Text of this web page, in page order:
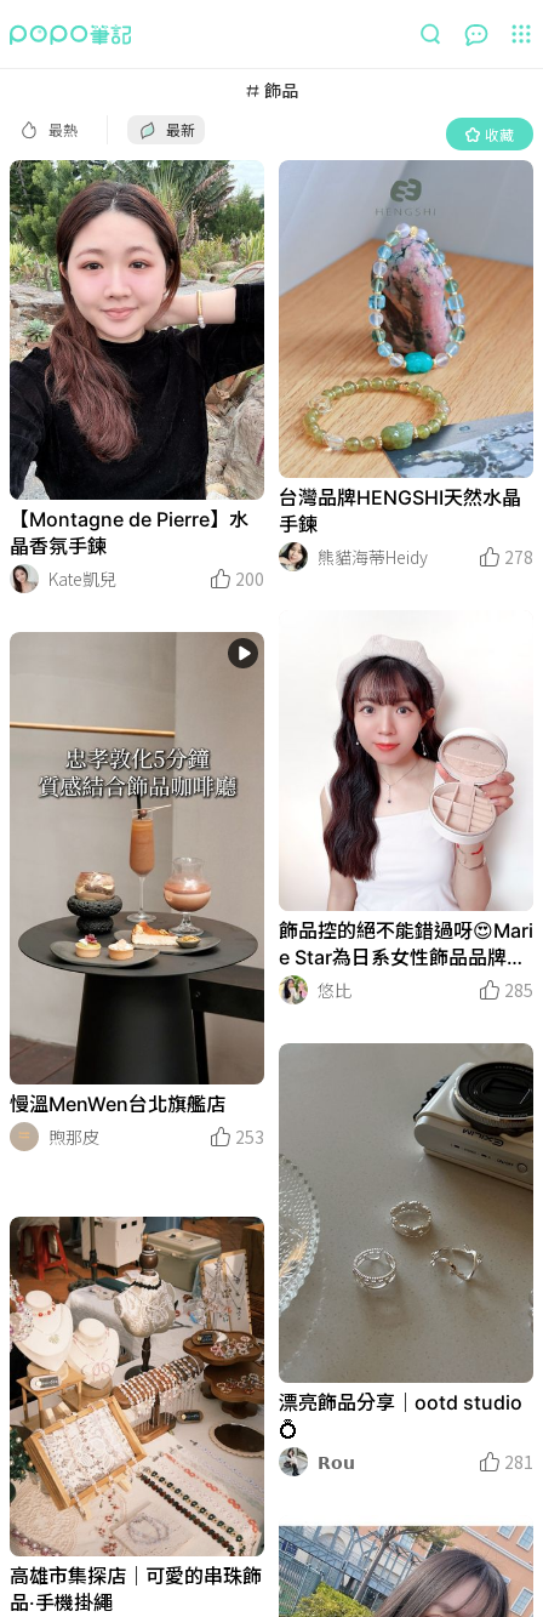
飾品
最熱 最新 收藏
收藏
【Montagne de Pierre】水
晶香氛手鍊
Kate凱兒
200
台灣品牌HENGSHI天然水晶
手鍊
熊貓海蒂Heidy
278
飾品控的絕不能錯過呀😍Mari
e Star為日系女性飾品品牌🌟
每一款飾品都好好看(๑ᵒ̴̶̷͈᷄ᗨᵒ̴̶̷͈᷅)و
♡
悠比 285
慢溫MenWen台北旗艦店
煦那皮
253
漂亮飾品分享｜ootd studio
💍
𝗥𝗼𝘂
281
高雄市集探店｜可愛的串珠飾
品·手機掛繩